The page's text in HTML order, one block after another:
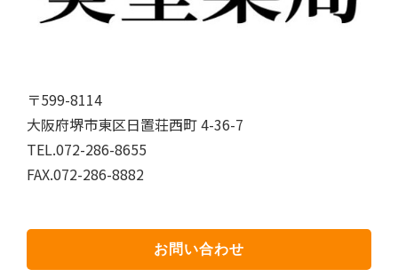
〒599-8114
大阪府堺市東区日置荘西町 4-36-7
TEL.072-286-8655
FAX.072-286-8882
お問い合わせ